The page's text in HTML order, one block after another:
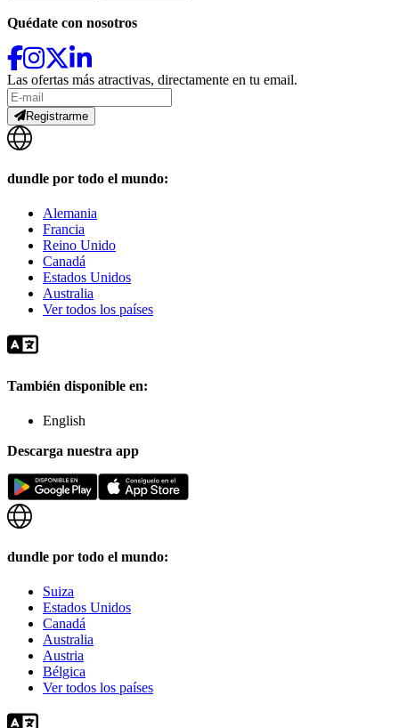
Quédate con nosotros
Las ofertas más atractivas, directamente en tu email.
Registrarme
dundle por todo el mundo:
Alemania
Francia
Reino Unido
Canadá
Estados Unidos
Australia
Ver todos los países
También disponible en:
English
Descarga nuestra app
dundle por todo el mundo:
Suiza
Estados Unidos
Canadá
Australia
Austria
Bélgica
Ver todos los países